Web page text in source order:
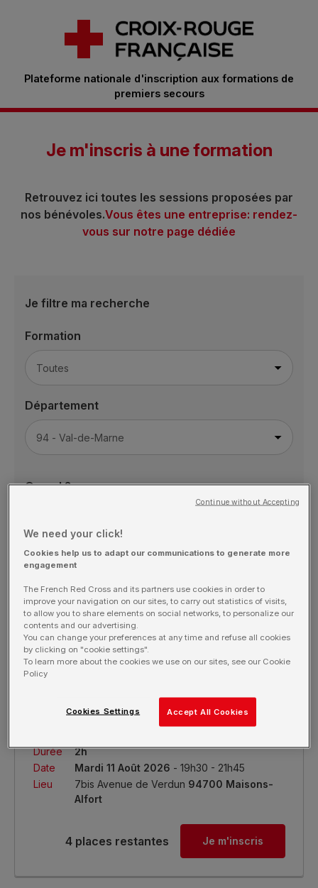
Plateforme nationale d'inscription aux formations de
premiers secours
Je m'inscris à une formation
Retrouvez ici toutes les sessions proposées par
nos bénévoles.Vous êtes une entreprise: rendez-
vous sur notre page dédiée
Je filtre ma recherche
Formation
Département
Quand ?
Nombre de participants
Présentiel 20 €
Durée
2h
Date
Mardi 11 Août 2026 - 19h30 - 21h45
Lieu
7bis Avenue de Verdun 94700 Maisons-
Alfort
4 places restantes Je m'inscris
We need your click!
Cookies help us to adapt our communications to generate more
engagement
The French Red Cross and its partners use cookies in order to
improve your navigation on our sites, to carry out statistics of visits,
to allow you to share elements on social networks, to personalize our
contents and our advertising.
You can change your preferences at any time and refuse all cookies
by clicking on "cookie settings".
To learn more about the cookies we use on our sites, see our Cookie
Policy
Accept All Cookies
Cookies Settings
Continue without Accepting